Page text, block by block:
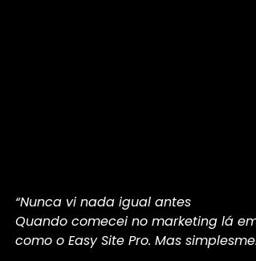
“Nunca vi nada igual antes
Quando comecei no marketing lá
como o Easy Site Pro. Mas